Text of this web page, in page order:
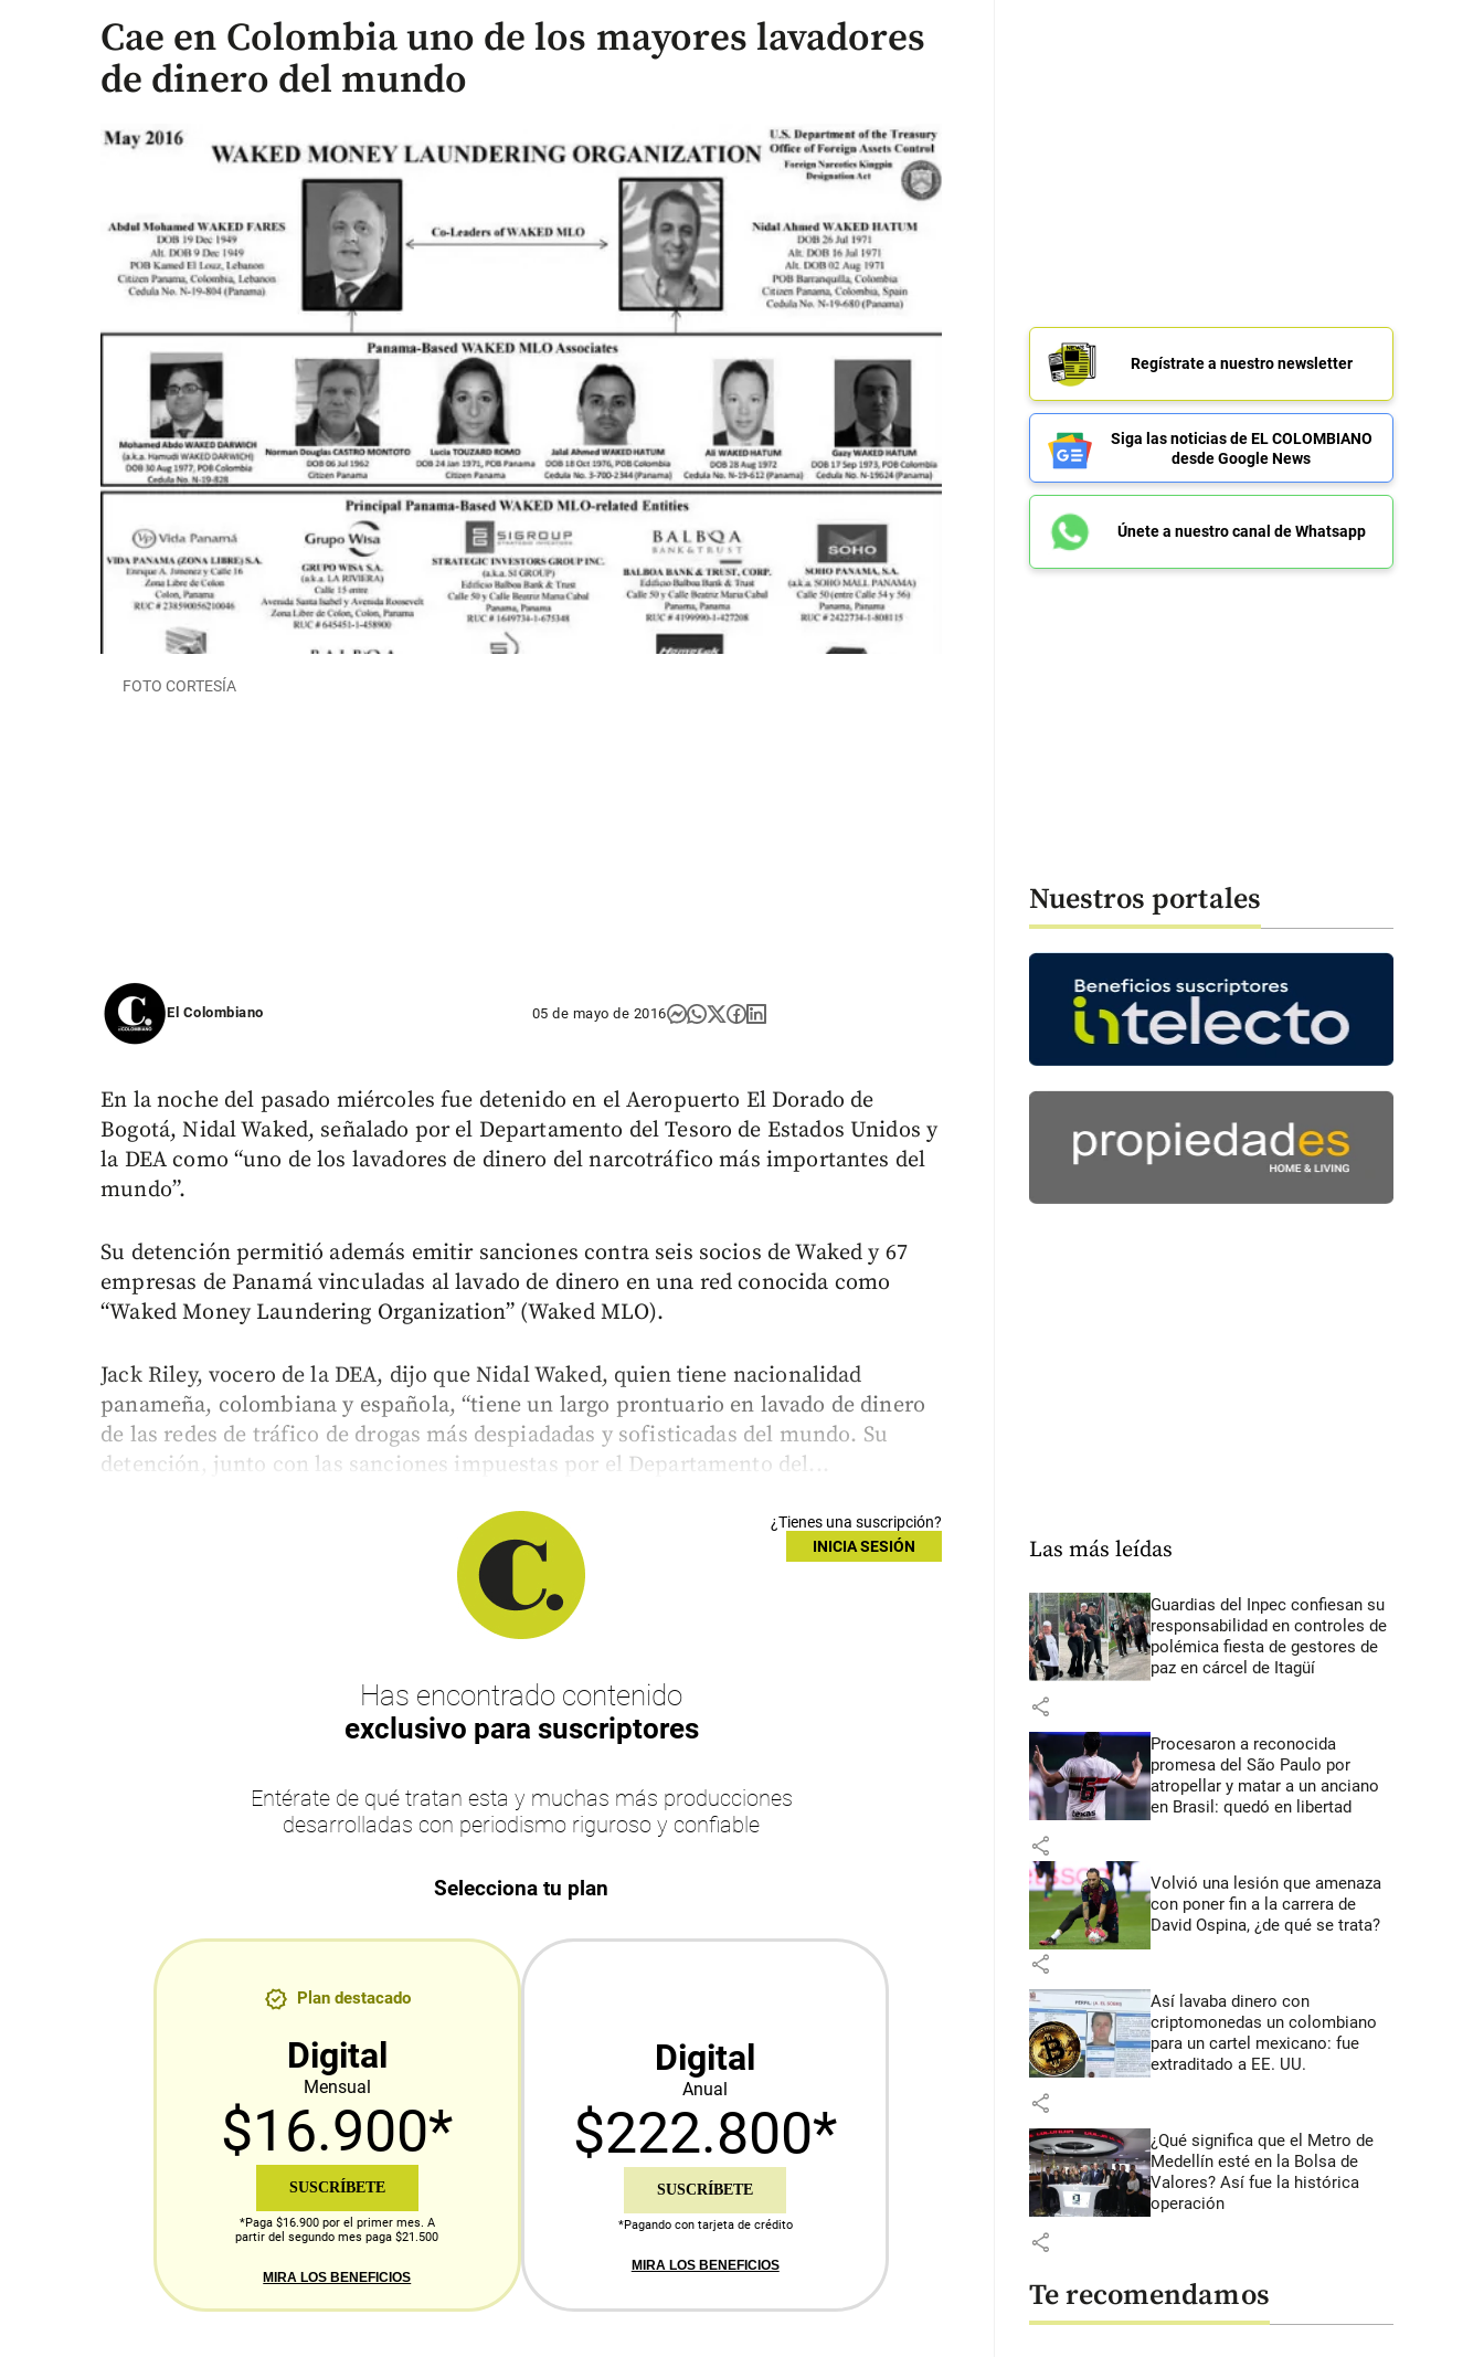
Cae en Colombia uno de los mayores lavadores
de dinero del mundo
FOTO CORTESÍA
El Colombiano 05 de mayo de 2016
En la noche del pasado miércoles fue detenido en el Aeropuerto El Dorado de
Bogotá, Nidal Waked, señalado por el Departamento del Tesoro de Estados Unidos y
la DEA como “uno de los lavadores de dinero del narcotráfico más importantes del
mundo”.
Su detención permitió además emitir sanciones contra seis socios de Waked y 67
empresas de Panamá vinculadas al lavado de dinero en una red conocida como
“Waked Money Laundering Organization” (Waked MLO).
Jack Riley, vocero de la DEA, dijo que Nidal Waked, quien tiene nacionalidad
panameña, colombiana y española, “tiene un largo prontuario en lavado de dinero
de las redes de tráfico de drogas más despiadadas y sofisticadas del mundo. Su
detención, junto con las sanciones impuestas por el Departamento del...
¿Tienes una suscripción?
INICIA SESIÓN
Has encontrado contenido
exclusivo para suscriptores
Entérate de qué tratan esta y muchas más producciones
desarrolladas con periodismo riguroso y confiable
Selecciona tu plan
Plan destacado
Digital
Mensual
$16.900*
SUSCRÍBETE
*Paga $16.900 por el primer mes. A
partir del segundo mes paga $21.500
MIRA LOS BENEFICIOS
Digital
Anual
$222.800*
SUSCRÍBETE
*Pagando con tarjeta de crédito
MIRA LOS BENEFICIOS
Regístrate a nuestro newsletter
Siga las noticias de EL COLOMBIANO
desde Google News
Únete a nuestro canal de Whatsapp
Nuestros portales
Las más leídas
Guardias del Inpec confiesan su
responsabilidad en controles de
polémica fiesta de gestores de
paz en cárcel de Itagüí
share
Procesaron a reconocida
promesa del São Paulo por
atropellar y matar a un anciano
en Brasil: quedó en libertad
share
Volvió una lesión que amenaza
con poner fin a la carrera de
David Ospina, ¿de qué se trata?
share
Así lavaba dinero con
criptomonedas un colombiano
para un cartel mexicano: fue
extraditado a EE. UU.
share
¿Qué significa que el Metro de
Medellín esté en la Bolsa de
Valores? Así fue la histórica
operación
share
Te recomendamos